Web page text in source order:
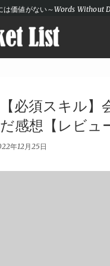
は価値がない～Words Without
【必須スキル
だ感想【レビュ
年12月25日